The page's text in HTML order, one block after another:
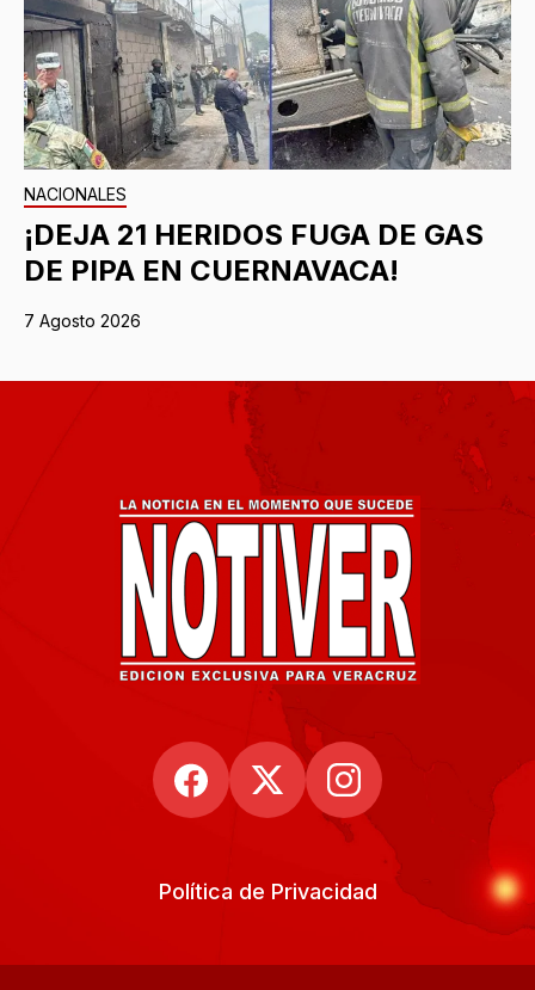
NACIONALES
¡DEJA 21 HERIDOS FUGA DE GAS
DE PIPA EN CUERNAVACA!
7 Agosto 2026
Política de Privacidad